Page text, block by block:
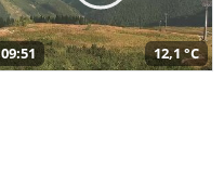
09:51 12,1 °C